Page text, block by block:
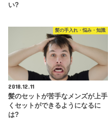
い?
髪の手入れ・悩み・知識
2018.12.11
髪のセットが苦手なメンズが上手
くセットができるようになるに
は?